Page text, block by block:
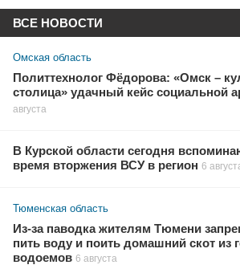
ВСЕ НОВОСТИ
Омская область
Политтехнолог Фёдорова: «Омск –
столица» удачный кейс социальной
августа
В Курской области сегодня
время вторжения ВСУ в регион 6
Тюменская область
Из-за паводка жителям Тюмени
пить воду и поить домашний скот из
водоемов 6 августа